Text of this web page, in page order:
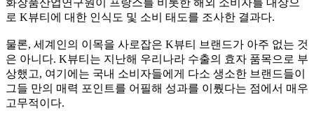
화장품산업연구원이 프랑스를 비롯한 해외 소비자를 대상으
로 K뷰티에 대한 인식도 및 소비 태도를 조사한 결과다.
물론, 세계인의 이목을 사로잡은 K뷰티 브랜드가 아주 없는 것
은 아니다. K뷰티는 지난해 우리나라 수출의 효자 품목으로 부
상했고, 여기에는 국내 소비자들에게 다소 생소한 브랜드들이
그들 만의 매력 포인트를 어필해 성과를 이뤘다는 점에서 매우
고무적이다.